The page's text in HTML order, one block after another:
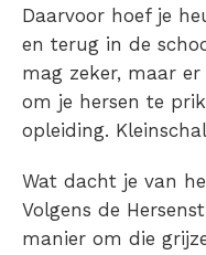
Daarvoor hoef je
en terug in de
mag zeker, maar
om je hersen te
opleiding.
Wat dacht je van
Volgens de
manier om die